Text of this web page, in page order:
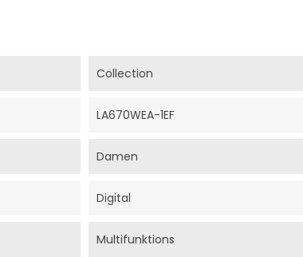
Collection
LA670WEA-1EF
Damen
Digital
Multifunktions